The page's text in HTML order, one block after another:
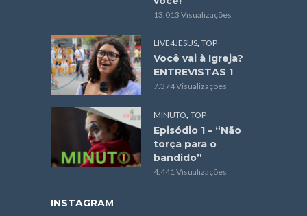
13.013 Visualizações
LIVE4JESUS, TOP
Você vai à Igreja?
ENTREVISTAS 1
7.374 Visualizações
MINUTO, TOP
Episódio 1 – “Não
torça para o
bandido”
4.441 Visualizações
INSTAGRAM